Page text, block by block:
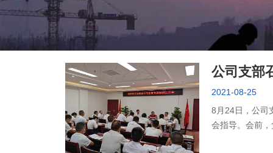
公司支部
2021-08-25
8月24日，公司
会指导。会前